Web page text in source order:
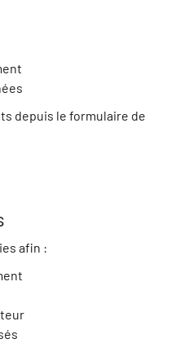
depuis le formulaire de
afin :